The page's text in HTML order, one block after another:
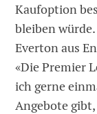
Kaufoption
bleiben
Everton aus
«Die Premier
ich gerne
Angebote